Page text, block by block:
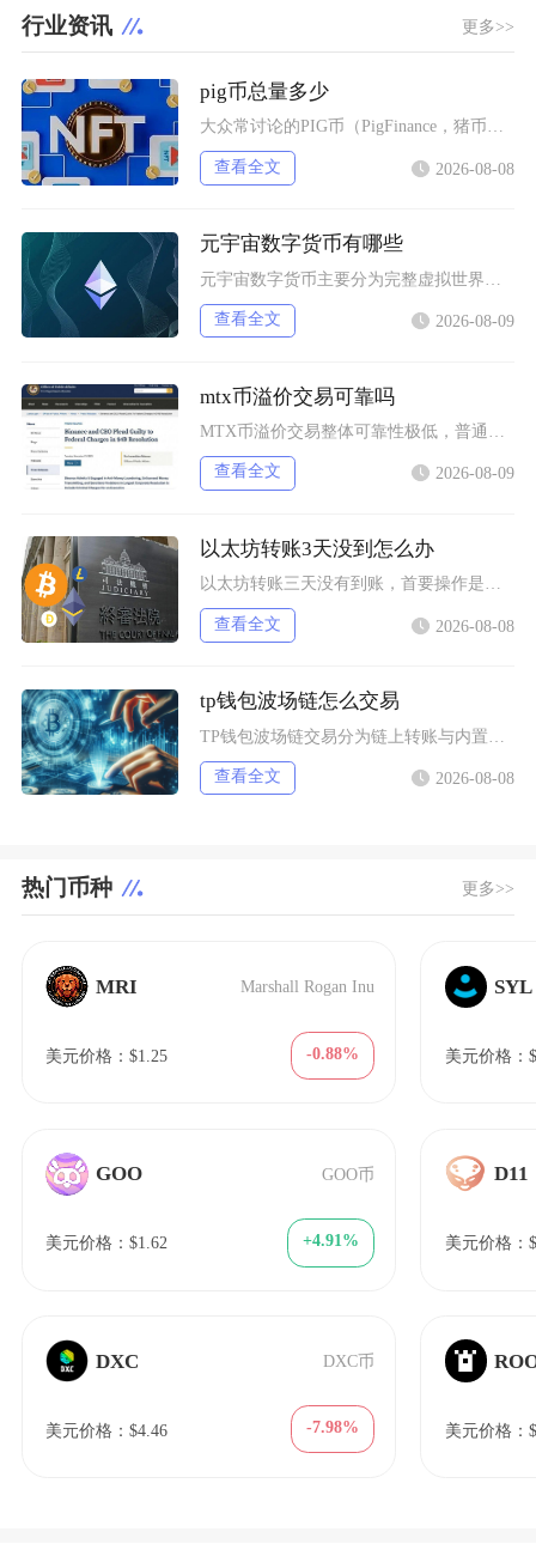
行业资讯 更多>>
pig币总量多少
大众常讨论的PIG币（PigFinance，猪币）初始总供应量为1000万亿枚，代币没有增
查看全文 2026-08-08
元宇宙数字货币有哪些
查看全文 2026-08-09
mtx币溢价交易可靠吗
查看全文 2026-08-09
以太坊转账3天没到怎么办
以太坊转账三天没有到账，首要操作是使用交易哈希在区块浏览器核验真实链上状态，区分交易待确认
查看全文 2026-08-08
tp钱包波场链怎么交易
查看全文 2026-08-08
热门币种 更多>>
MRI Marshall Rogan Inu
美元价格：$1.25 -0.88%
GOO GOO币
美元价格：$1.62 +4.91%
DXC DXC币
美元价格：$4.46 -7.98%
SYL
美元价格：
D11
美元价格：
美元价格：